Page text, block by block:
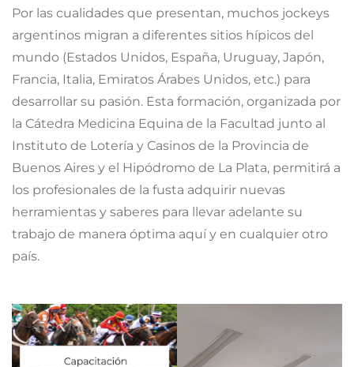
Por las cualidades que presentan, muchos jockeys
argentinos migran a diferentes sitios hípicos del
mundo (Estados Unidos, España, Uruguay, Japón,
Francia, Italia, Emiratos Árabes Unidos, etc.) para
desarrollar su pasión. Esta formación, organizada por
la Cátedra Medicina Equina de la Facultad junto al
Instituto de Lotería y Casinos de la Provincia de
Buenos Aires y el Hipódromo de La Plata, permitirá a
los profesionales de la fusta adquirir nuevas
herramientas y saberes para llevar adelante su
trabajo de manera óptima aquí y en cualquier otro
país.